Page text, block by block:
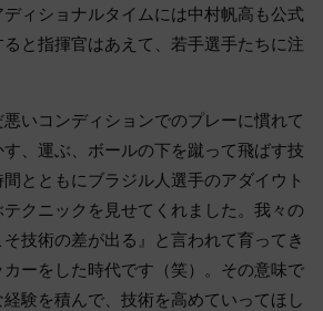
ィショナルタイムには中村帆高も公式
と指揮官はあえて、若手選手たちに注
悪いコンディションでのプレーに慣れて
、運ぶ、ボールの下を蹴って飛ばす技
とともにブラジル人選手のアダイウト
クニックを見せてくれました。我々の
技術の差が出る』と言われて育ってき
カーをした時代です（笑）。その意味で
験を積んで、技術を高めていってほし